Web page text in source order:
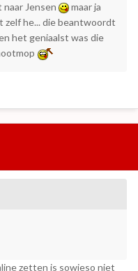
naar Jensen
maar ja
zelf he... die beantwoordt
het geniaalst was die
zetten is sowieso niet